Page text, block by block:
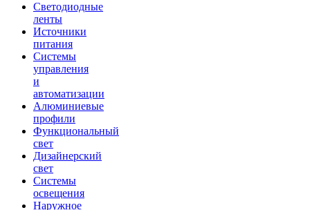
Светодиодные
ленты
Источники
питания
Системы
управления
и
автоматизации
Алюминиевые
профили
Функциональный
свет
Дизайнерский
свет
Системы
освещения
Наружное